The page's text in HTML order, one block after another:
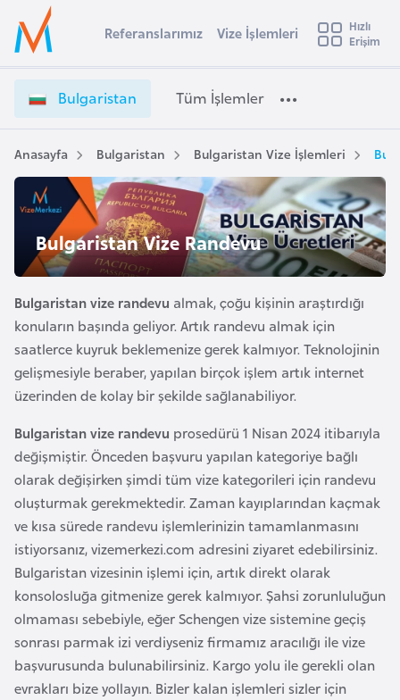
Ülke Seçimi
Başvuru yapmak istediğiniz ülkeyi seçin
Üye
Girişi
u
g
a
i
s
t
a
n
V
i
z
e
İ
l
e
m
l
r
i
e
t
i
ş
i
Referanslarımız Vize İşlemleri
Hızlı
Erişim
Bulgaristan Tüm İşlemler
Anasayfa Bulgaristan Bulgaristan Vize İşlemleri
Bulgaristan Vize Randevu
Bulgaristan vize randevu almak, çoğu kişinin araştırdığı
konuların başında geliyor. Artık randevu almak için
saatlerce kuyruk beklemenize gerek kalmıyor. Teknolojinin
gelişmesiyle beraber, yapılan birçok işlem artık internet
üzerinden de kolay bir şekilde sağlanabiliyor.
Bulgaristan vize randevu prosedürü 1 Nisan 2024 itibarıyla
değişmiştir. Önceden başvuru yapılan kategoriye bağlı
olarak değişirken şimdi tüm vize kategorileri için randevu
oluşturmak gerekmektedir. Zaman kayıplarından kaçmak
ve kısa sürede randevu işlemlerinizin tamamlanmasını
istiyorsanız, vizemerkezi.com adresini ziyaret edebilirsiniz.
Bulgaristan vizesinin işlemi için, artık direkt olarak
konsolosluğa gitmenize gerek kalmıyor. Şahsi zorunluluğun
olmaması sebebiyle, eğer Schengen vize sistemine geçiş
sonrası parmak izi verdiyseniz firmamız aracılığı ile vize
başvurusunda bulunabilirsiniz. Kargo yolu ile gerekli olan
evrakları bize yollayın. Bizler kalan işlemleri sizler için
s
t
r
a
u
t
u
r
y
a
A
z
e
r
b
a
y
c
a
n